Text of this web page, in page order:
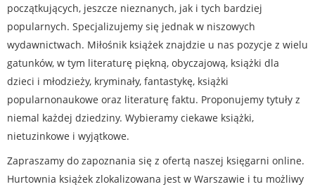
początkujących, jeszcze nieznanych, jak i tych bardziej
popularnych. Specjalizujemy się jednak w niszowych
wydawnictwach. Miłośnik książek znajdzie u nas pozycje z wielu
gatunków, w tym literaturę piękną, obyczajową, książki dla
dzieci i młodzieży, kryminały, fantastykę, książki
popularnonaukowe oraz literaturę faktu. Proponujemy tytuły z
niemal każdej dziedziny. Wybieramy ciekawe książki,
nietuzinkowe i wyjątkowe.
Zapraszamy do zapoznania się z ofertą naszej księgarni online.
Hurtownia książek zlokalizowana jest w Warszawie i tu możliwy